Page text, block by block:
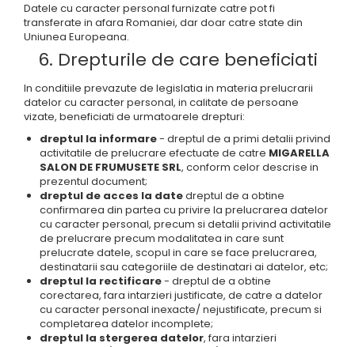
Datele cu caracter personal furnizate catre pot fi
transferate in afara Romaniei, dar doar catre state din
Uniunea Europeana.
6. Drepturile de care beneficiati
In conditiile prevazute de legislatia in materia prelucrarii
datelor cu caracter personal, in calitate de persoane
vizate, beneficiati de urmatoarele drepturi:
dreptul la informare- dreptul de a primi detalii privind
activitatile de prelucrare efectuate de catre MIGARELLA
SALON DE FRUMUSETE SRL, conform celor descrise in
prezentul document;
dreptul de acces la datedreptul de a obtine
confirmarea din partea cu privire la prelucrarea datelor
cu caracter personal, precum si detalii privind activitatile
de prelucrare precum modalitatea in care sunt
prelucrate datele, scopul in care se face prelucrarea,
destinatarii sau categoriile de destinatari ai datelor, etc;
dreptul la rectificare- dreptul de a obtine
corectarea, fara intarzieri justificate, de catre a datelor
cu caracter personal inexacte/ nejustificate, precum si
completarea datelor incomplete;
dreptul la stergerea datelor, fara intarzieri